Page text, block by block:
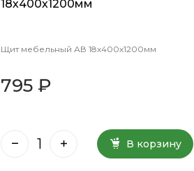
18х400х1200мм
Щит мебельный АВ 18х400х1200мм
795 ₽
В корзину